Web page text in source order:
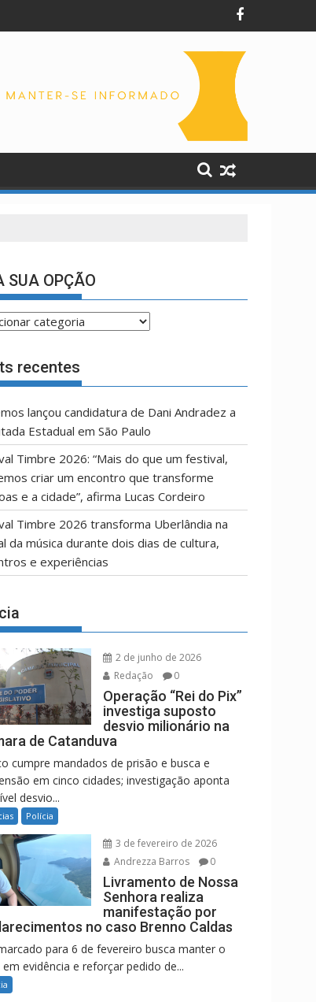
cidade”, afirma Lucas Cordeiro
SUA OPÇÃO
recentes
lançou candidatura de Dani Andradez a
Estadual em São Paulo
Timbre 2026: “Mais do que um festival,
criar um encontro que transforme
e a cidade”, afirma Lucas Cordeiro
Timbre 2026 transforma Uberlândia na
da música durante dois dias de cultura,
e experiências
2 de junho de 2026
Redação
0
Operação “Rei do Pix”
investiga suposto
desvio milionário na
de Catanduva
cumpre mandados de prisão e busca e
em cinco cidades; investigação aponta
desvio...
Polícia
3 de fevereiro de 2026
Andrezza Barros
0
Livramento de Nossa
Senhora realiza
manifestação por
no caso Brenno Caldas
para 6 de fevereiro busca manter o
evidência e reforçar pedido de...